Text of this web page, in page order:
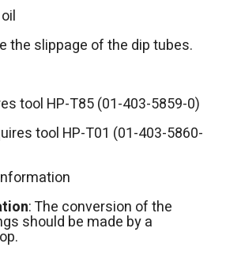
the slippage of the dip tubes.
tool HP-T85 (01-403-5859-0)
tool HP-T01 (01-403-5860-
: The conversion of the
should be made by a